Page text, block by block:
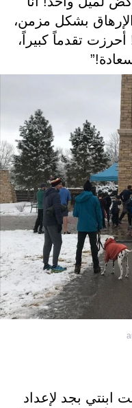
بشكل مزمن،
تقدماً كبيراً،
بجد لإعداد